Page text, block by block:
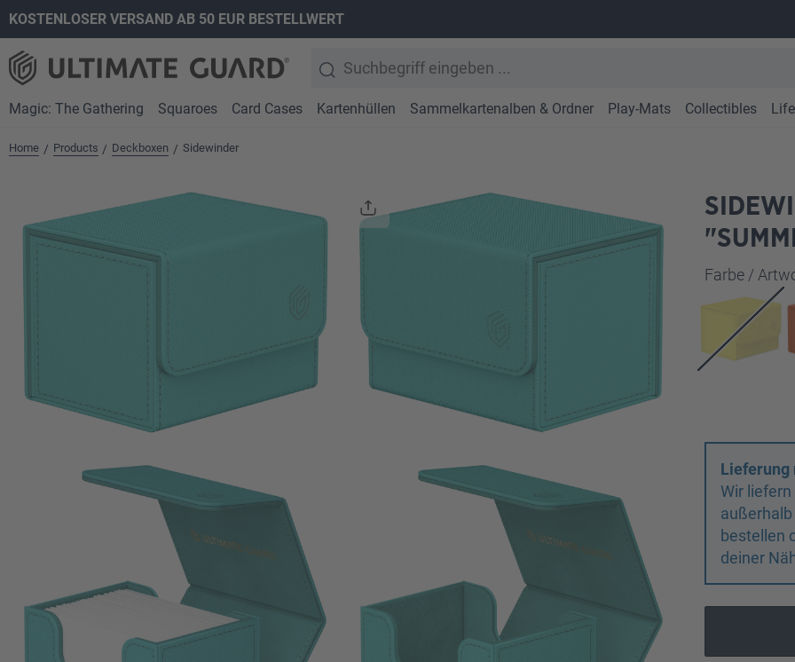
Zur Hauptnavigation springen
KOSTENLOSER VERSAND AB 50 EUR BESTELLWERT
Magic: The Gathering Squaroes Card Cases Kartenhüllen Sammelkartenalben & Ordner Play-Mats Collectibles
Home / Products / Deckboxen / Sidewinder
Farbe /
Lieferung
Wir
bestellen
deiner